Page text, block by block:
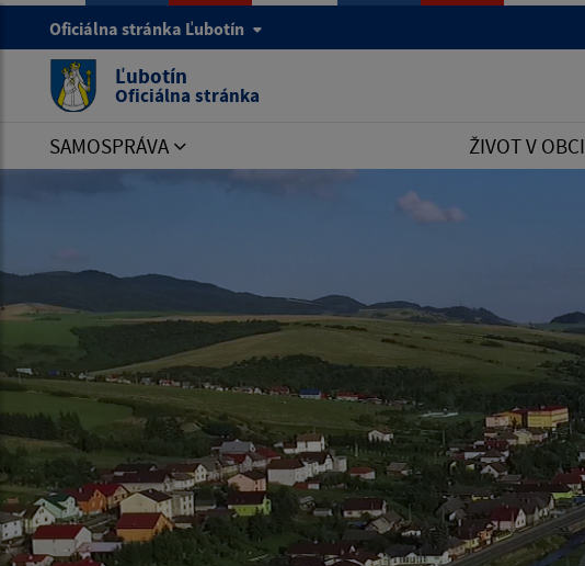
Oficiálna stránka Ľubotín
Ľubotín
Oficiálna stránka
SAMOSPRÁVA ŽIVOT V OBCI